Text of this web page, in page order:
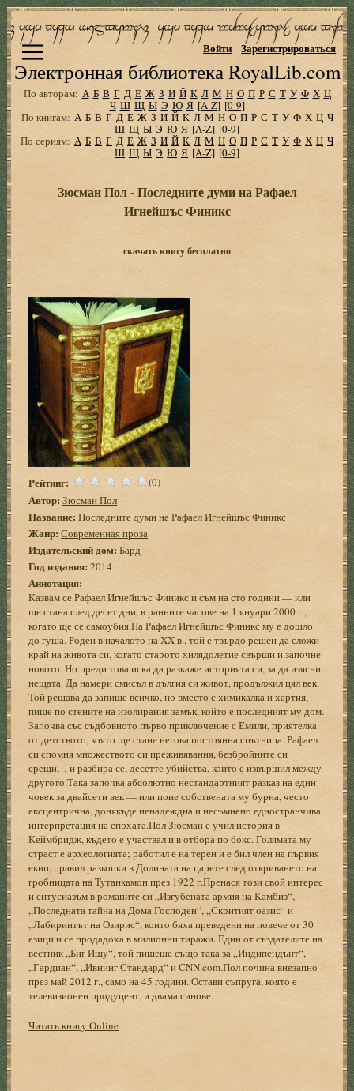
Электронная библиотека RoyalLib.com
Войти Зарегистрироваться
По авторам: А Б В Г Д Е Ж З И Й К Л М Н О П Р С Т У Ф Х Ц
Ч Ш Щ Ы Э Ю Я [A-Z] [0-9]
По книгам: А Б В Г Д Е Ж З И Й К Л М Н О П Р С Т У Ф Х Ц Ч
Ш Щ Ы Э Ю Я [A-Z] [0-9]
По сериям: А Б В Г Д Е Ж З И Й К Л М Н О П Р С Т У Ф Х Ц Ч
Ш Щ Ы Э Ю Я [A-Z] [0-9]
Зюсман Пол - Последните думи на Рафаел
Игнейшъс Финикс
скачать книгу бесплатно
Рейтинг: (0)
Автор: Зюсман Пол
Название: Последните думи на Рафаел Игнейшъс Финикс
Жанр: Современная проза
Издательский дом: Бард
Год издания:2014
Аннотация:
Казвам се Рафаел Игнейшъс Финикс и съм на сто години — или
ще стана след десет дни, в ранните часове на 1 януари 2000 г.,
когато ще се самоубия.На Рафаел Игнейшъс Финикс му е дошло
до гуша. Роден в началото на XX в., той е твърдо решен да сложи
край на живота си, когато старото хилядолетие свърши и започне
новото. Но преди това иска да разкаже историята си, за да изясни
нещата. Да намери смисъл в дългия си живот, продължил цял век.
Той решава да запише всичко, но вместо с химикалка и хартия,
пише по стените на изолирания замък, който е последният му дом.
Започва със съдбовното първо приключение с Емили, приятелка
от детството, която ще стане негова постоянна спътница. Рафаел
си спомня множеството си преживявания, безбройните си
срещи… и разбира се, десетте убийства, които е извършил между
другото.Така започва абсолютно нестандартният разказ на един
човек за двайсети век — или поне собствената му бурна, често
ексцентрична, донякъде ненадеждна и несъмнено едностранчива
интерпретация на епохата.Пол Зюсман е учил история в
Кеймбридж, където е участвал и в отбора по бокс. Голямата му
страст е археологията; работил е на терен и е бил член на първия
екип, правил разкопки в Долината на царете след откриването на
гробницата на Тутанкамон през 1922 г.Пренася този свой интерес
и ентусиазъм в романите си „Изгубената армия на Камбиз“,
„Последната тайна на Дома Господен“, „Скритият оазис“ и
„Лабиринтът на Озирис“, които бяха преведени на повече от 30
езици и се продадоха в милионни тиражи. Един от създателите на
вестник „Биг Ишу“, той пишеше също така за „Индипендънт“,
„Гардиан“, „Ивнинг Стандард“ и CNN.com.Пол почина внезапно
през май 2012 г., само на 45 години. Остави съпруга, която е
телевизионен продуцент, и двама синове.
Читать книгу Online